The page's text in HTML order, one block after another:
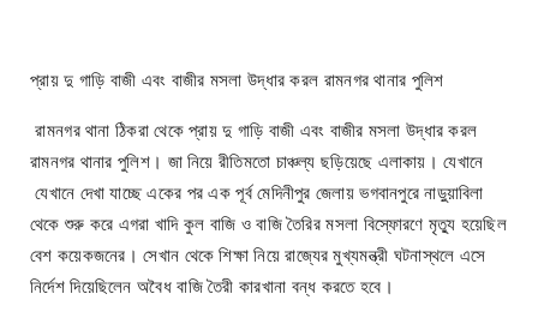
প্রায় দু গাড়ি বাজী এবং বাজীর মসলা উদ্ধার করল রামনগর থানার পুলিশ
রামনগর থানা ঠিকরা থেকে প্রায় দু গাড়ি বাজী এবং বাজীর মসলা উদ্ধার করল
রামনগর থানার পুলিশ। জা নিয়ে রীতিমতো চাঞ্চল্য ছড়িয়েছে এলাকায়। যেখানে
যেখানে দেখা যাচ্ছে একের পর এক পূর্ব মেদিনীপুর জেলায় ভগবানপুরে নাড়ুয়াবিলা
থেকে শুরু করে এগরা খাদি কুল বাজি ও বাজি তৈরির মসলা বিস্ফোরণে মৃত্যু হয়েছিল
বেশ কয়েকজনের। সেখান থেকে শিক্ষা নিয়ে রাজ্যের মুখ্যমন্ত্রী ঘটনাস্থলে এসে
নির্দেশ দিয়েছিলেন অবৈধ বাজি তৈরী কারখানা বন্ধ করতে হবে।